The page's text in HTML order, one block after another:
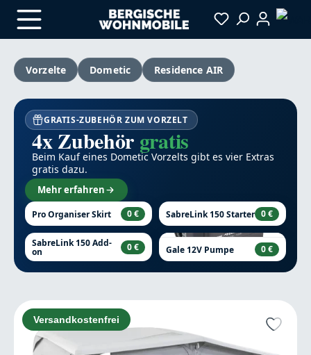
Zum Hauptinhalt springen
Vorzelte
Dometic Residence AIR
GRATIS-ZUBEHÖR ZUM VORZELT
4x Zubehörgratis
Beim Kauf eines Dometic Vorzelts gibt es vier Extras
gratis dazu.
Mehr erfahren
Pro Organiser Skirt 0 € SabreLink 150 Starter 0 €
SabreLink 150 Add-
on 0 € Gale 12V Pumpe 0 €
Bildergalerie überspringen
Versandkostenfrei